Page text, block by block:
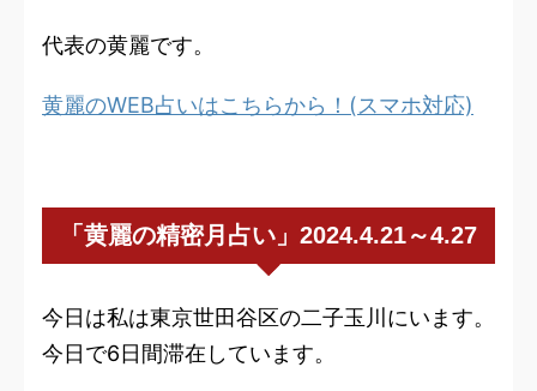
代表の黄麗です。
黄麗のWEB占いはこちらから！(スマホ対応)
「黄麗の精密月占い」2024.4.21～4.27
今日は私は東京世田谷区の二子玉川にいます。
今日で6日間滞在しています。